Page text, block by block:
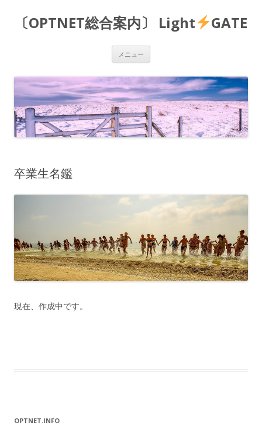
〔OPTNET総合案内〕 Light GATE
メニュー
ン
ツ
へ
ス
キ
ッ
プ
卒業生名鑑
現在、作成中です。
OPTNET.INFO